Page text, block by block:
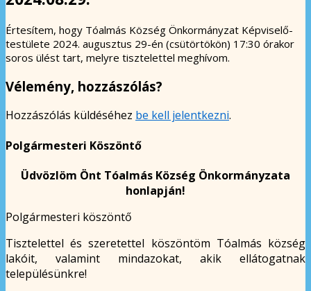
Értesítem, hogy Tóalmás Község Önkormányzat Képviselő-
testülete 2024. augusztus 29-én (csütörtökön) 17:30 órakor
soros ülést tart, melyre tisztelettel meghívom.
Vélemény, hozzászólás?
Hozzászólás küldéséhez be kell jelentkezni.
Polgármesteri Köszöntő
Üdvözlöm Önt Tóalmás Község Önkormányzata
honlapján!
Polgármesteri köszöntő
Tisztelettel és szeretettel köszöntöm Tóalmás község
lakóit, valamint mindazokat, akik ellátogatnak
településünkre!